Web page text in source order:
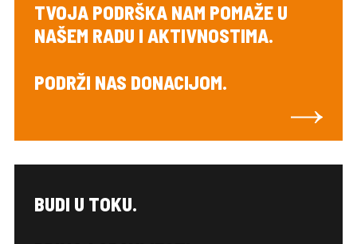
TVOJA PODRŠKA NAM POMAŽE U
NAŠEM RADU I AKTIVNOSTIMA.
PODRŽI NAS DONACIJOM.
BUDI U TOKU.